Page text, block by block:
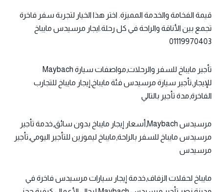
قيمة الفخامة والخدمة المميزة. اختر هذا الخيار لتجربة سفر فاخرة
تجمع بين الأناقة والراحة في كل رحلة.ايجار مرسيدس مايباخ
01119970403
تأجير مايباخ للسفر والرحلات,مواصفات سيارة Maybach
للإيجار,تأجير سيارة مرسيدس فئة مايباخ,إيجار مايباخ للتجارب
الفاخرة,مدة تأجير بالتالي
مرسيدس Maybach,أسعار إيجار مايباخ بدون سائق,خدمة تأجير
مرسيدس مايباخ للسفر بالراحة,مايباخ ليموزين للتأجير اليومي,تأجير
مرسيدس
مايباخ لحفلات الزفاف,خدمة إيجار سيارات مرسيدس فاخرة في